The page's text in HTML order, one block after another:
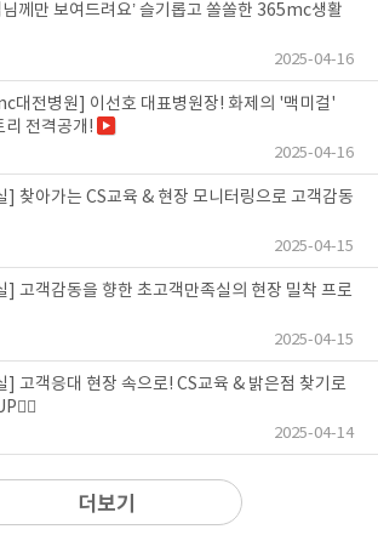
님께만 보여드려요’ 슬기롭고 쏠쏠한 365mc생활
2025-04-16
대전병원] 이선호 대표병원장! 화제의 '맥미걸'
리 전격공개!
2025-04-16
] 찾아가는 CS교육 & 현장 모니터링으로 고객감동
2025-04-15
] 고객감동을 향한 초고객만족실의 현장 밀착 프로
2025-04-15
] 고객응대 현장 속으로! CS교육 & 밝은점 찾기로
2025-04-14
더보기